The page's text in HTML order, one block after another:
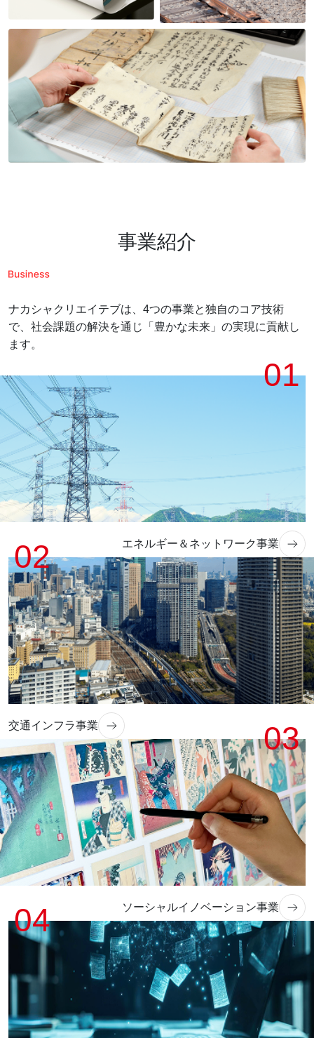
事業紹介
ナカシャクリエイテブは、4つの事業と独自のコア技術
で、 社会課題の解決を通じ「豊かな未来」の実現に貢献し
ます。
01
エネルギー＆ネットワーク事業
02
交通インフラ事業 03
ソーシャルイノベーション事業
04